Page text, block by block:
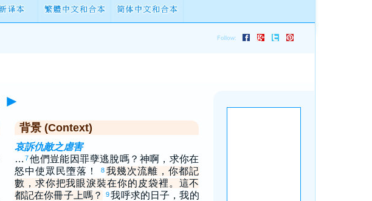
►
背景 (Context)
哀訴仇敵之虐害
… 7他們豈能因罪孽逃脫嗎？神啊，求你在
怒中使眾民墮落！
8 我幾次流離，你都記
數，求你把我眼淚裝在你的皮袋裡。這不
都記在你冊子上嗎？
9我呼求的日子，我的